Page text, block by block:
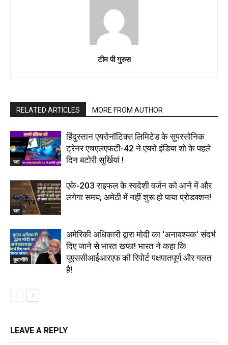
टीम पी गुरुस
RELATED ARTICLES MORE FROM AUTHOR
रक्षा
हिंदुस्तान एयरोनॉटिक्स लिमिटेड के सुपरसोनिक
ट्रेनर एचएलएफटी-42 ने एयरो इंडिया शो के पहले
दिन बटोरी सुर्खियां !
रक्षा
एके-203 राइफल के स्वदेशी वर्जन को आने में और
लगेगा समय; अमेठी में नहीं शुरू हो पाया प्रोडक्शन!
कूटनीति
अमेरिकी अधिकारी द्वारा मोदी का ‘अनावश्यक’ संदर्भ
दिए जाने से भारत खफा! भारत ने कहा कि
यूएससीआईआरएफ की रिपोर्ट पक्षपातपूर्ण और गलत
है!
LEAVE A REPLY